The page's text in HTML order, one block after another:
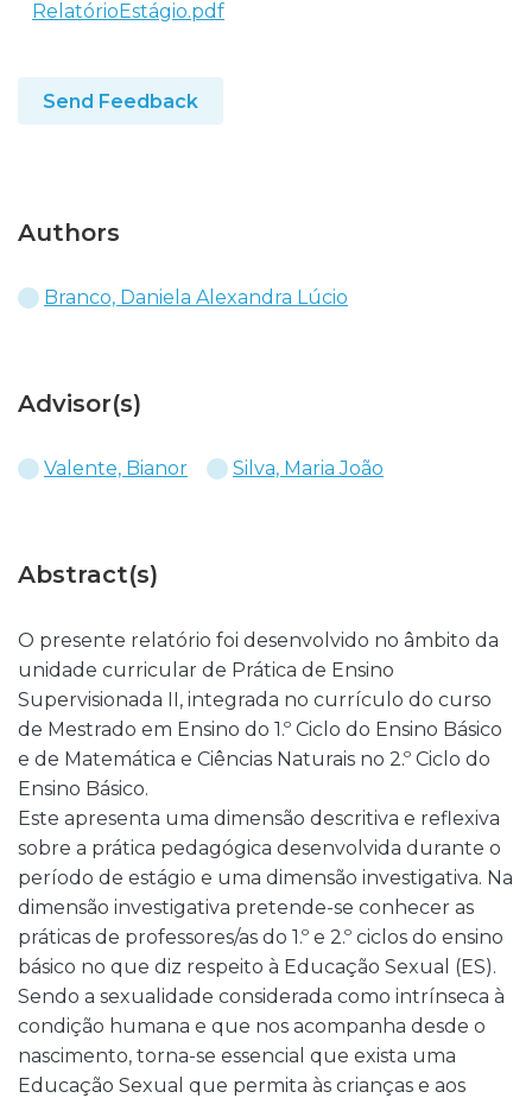
RelatórioEstágio.pdf
Send Feedback
Authors
Branco, Daniela Alexandra Lúcio
Advisor(s)
Valente, Bianor Silva, Maria João
Abstract(s)
O presente relatório foi desenvolvido no âmbito da
unidade curricular de Prática de Ensino
Supervisionada II, integrada no currículo do curso
de Mestrado em Ensino do 1.º Ciclo do Ensino Básico
e de Matemática e Ciências Naturais no 2.º Ciclo do
Ensino Básico.
Este apresenta uma dimensão descritiva e reflexiva
sobre a prática pedagógica desenvolvida durante o
período de estágio e uma dimensão investigativa. Na
dimensão investigativa pretende-se conhecer as
práticas de professores/as do 1.º e 2.º ciclos do ensino
básico no que diz respeito à Educação Sexual (ES).
Sendo a sexualidade considerada como intrínseca à
condição humana e que nos acompanha desde o
nascimento, torna-se essencial que exista uma
Educação Sexual que permita às crianças e aos